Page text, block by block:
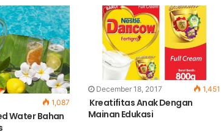
1,087
Water Bahan
December 18, 2017 1,451
Kreatifitas Anak Dengan
Mainan Edukasi